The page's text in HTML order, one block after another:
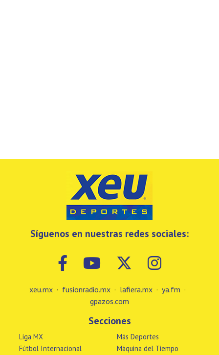
Síguenos en nuestras redes sociales:
xeu.mx · fusionradio.mx · lafiera.mx · ya.fm ·
gpazos.com
Secciones
Liga MX
Fútbol Internacional
Más Deportes
Máquina del Tiempo